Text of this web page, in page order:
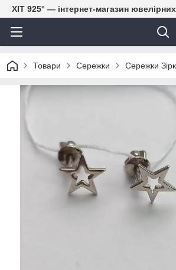
ХІТ 925° — інтернет-магазин
Товари Сережки Сережки